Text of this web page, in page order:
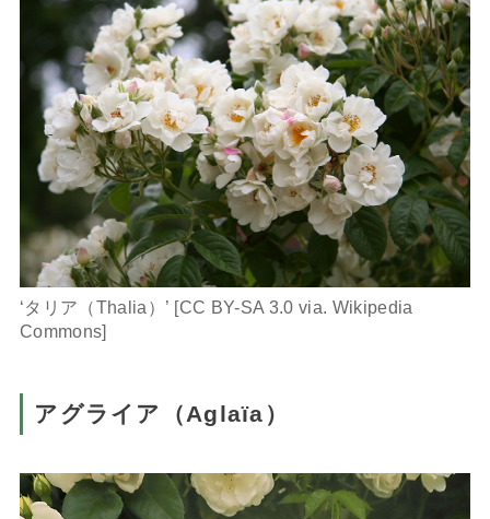
‘タリア（Thalia）’ [CC BY-SA 3.0 via. Wikipedia
Commons]
アグライア（Aglaïa）